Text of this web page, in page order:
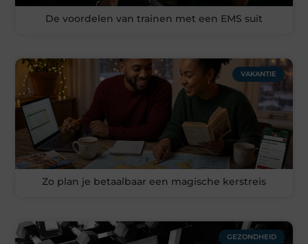
De voordelen van trainen met een EMS suit
VAKANTIE
Zo plan je betaalbaar een magische kerstreis
GEZONDHEID